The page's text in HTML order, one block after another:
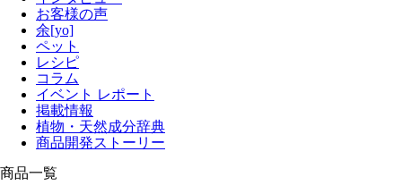
お客様の声
余[yo]
ペット
レシピ
コラム
イベント レポート
掲載情報
植物・天然成分辞典
商品開発ストーリー
商品一覧